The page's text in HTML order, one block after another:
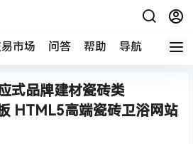
市场 问答 帮助 导航 快报
式品牌建材瓷砖类
HTML5高端瓷砖卫浴网站